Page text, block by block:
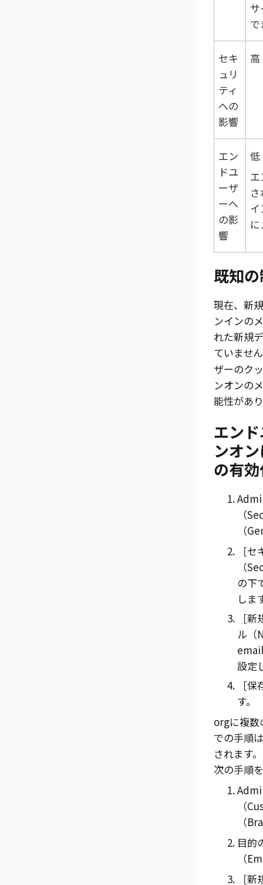
で
セキ
ュリ
ティ
への
影響
高
エン
ドユ
ーザ
ーへ
の影
響
低
既知
現在、新
ンインの
れた新規
ていませ
ザーのク
ンオンの
能性があ
エン
ンオ
の有
（
（
セ
（
の下
しま
新
ル（
設定
保
す。
orgに複数
での手順
されます
次の手順
（
（
目的
（
新